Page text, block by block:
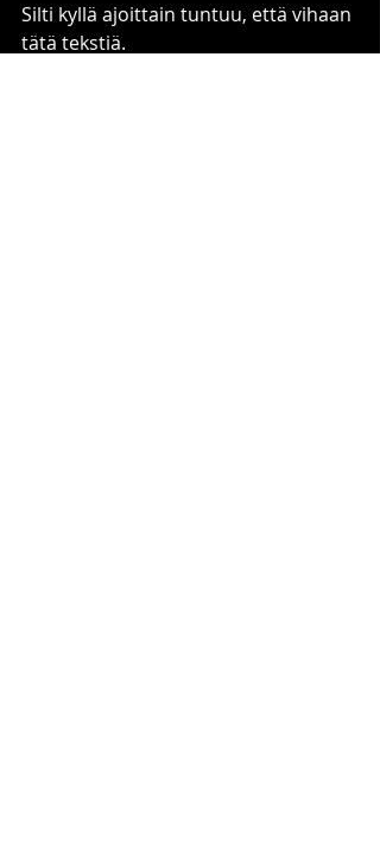
Silti kyllä ajoittain tuntuu, että vihaan
tätä tekstiä.